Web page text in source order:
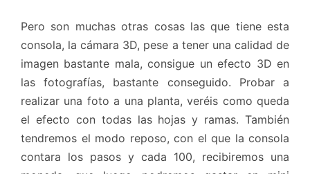
Pero son muchas otras cosas las que tiene esta
consola, la cámara 3D, pese a tener una calidad de
imagen bastante mala, consigue un efecto 3D en
las fotografías, bastante conseguido. Probar a
realizar una foto a una planta, veréis como queda
el efecto con todas las hojas y ramas. También
tendremos el modo reposo, con el que la consola
contara los pasos y cada 100, recibiremos una